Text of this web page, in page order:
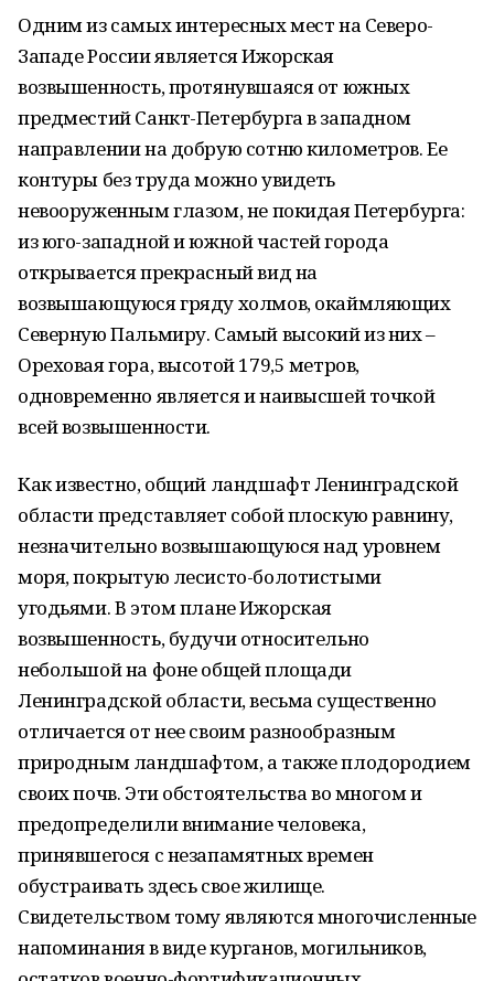
Одним из самых интересных мест на Северо-
Западе России является Ижорская
возвышенность, протянувшаяся от южных
предместий Санкт-Петербурга в западном
направлении на добрую сотню километров. Ее
контуры без труда можно увидеть
невооруженным глазом, не покидая Петербурга:
из юго-западной и южной частей города
открывается прекрасный вид на
возвышающуюся гряду холмов, окаймляющих
Северную Пальмиру. Самый высокий из них –
Ореховая гора, высотой 179,5 метров,
одновременно является и наивысшей точкой
всей возвышенности.
Как известно, общий ландшафт Ленинградской
области представляет собой плоскую равнину,
незначительно возвышающуюся над уровнем
моря, покрытую лесисто-болотистыми
угодьями. В этом плане Ижорская
возвышенность, будучи относительно
небольшой на фоне общей площади
Ленинградской области, весьма существенно
отличается от нее своим разнообразным
природным ландшафтом, а также плодородием
своих почв. Эти обстоятельства во многом и
предопределили внимание человека,
принявшегося с незапамятных времен
обустраивать здесь свое жилище.
Свидетельством тому являются многочисленные
напоминания в виде курганов, могильников,